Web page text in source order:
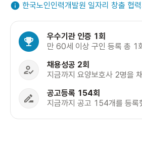
한국노인인력개발원 일자리 창출 협
우수기관 인증 1회
만 60세 이상 구인 등록 총 1
채용성공 2회
지금까지 요양보호사 2명을
공고등록 154회
지금까지 공고 154개를 등록